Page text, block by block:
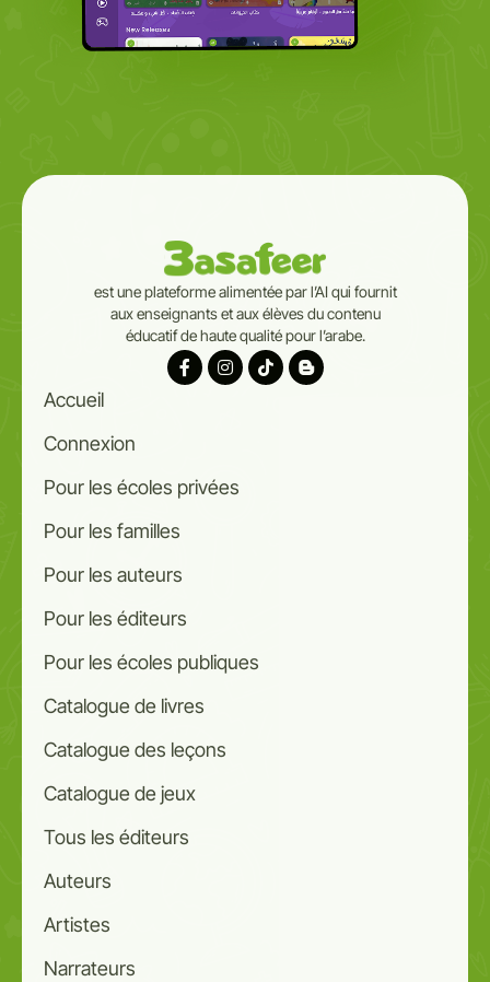
est une plateforme alimentée par l’AI qui fournit
aux enseignants et aux élèves du contenu
éducatif de haute qualité pour l’arabe.
Accueil
Connexion
Pour les écoles privées
Pour les familles
Pour les auteurs
Pour les éditeurs
Pour les écoles publiques
Catalogue de livres
Catalogue des leçons
Catalogue de jeux
Tous les éditeurs
Auteurs
Artistes
Narrateurs